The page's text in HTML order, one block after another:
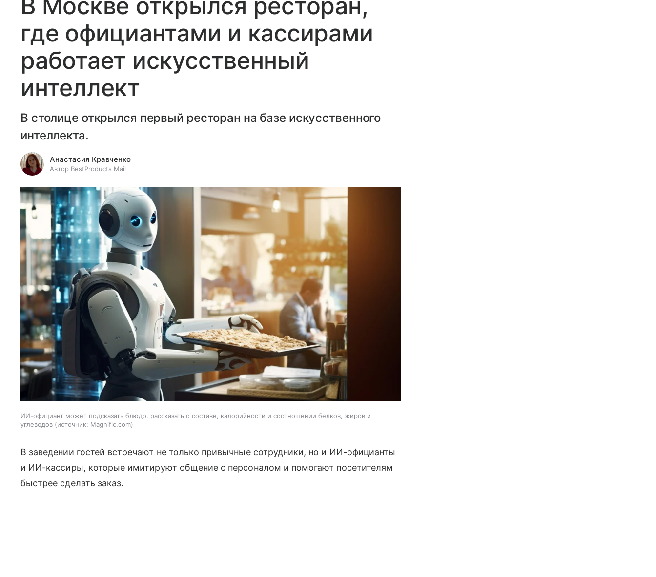
где официантами и кассирами
работает искусственный
интеллект
В столице открылся первый ресторан на базе искусственного
интеллекта.
Анастасия Кравченко
Автор BestProducts Mail
ИИ-официант может подсказать блюдо, рассказать о составе, калорийности и соотношении белков, жиров и
углеводов
источник: Magnific.com
В заведении гостей встречают не только привычные сотрудники, но и ИИ-официанты
и ИИ-кассиры, которые имитируют общение с персоналом и помогают посетителям
быстрее сделать заказ.